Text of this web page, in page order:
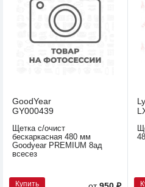
GoodYear
GY000439
Щетка с/очист
бескаркасная 480 мм
Goodyear PREMIUM 8ад
всесез
Купить